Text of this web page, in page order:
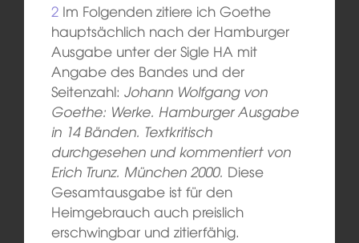
2Im Folgenden zitiere ich Goethe
hauptsächlich nach der Hamburger
Ausgabe unter der Sigle HA mit
Angabe des Bandes und der
Seitenzahl: Johann Wolfgang von
Goethe: Werke. Hamburger Ausgabe
in 14 Bänden. Textkritisch
durchgesehen und kommentiert von
Erich Trunz. München 2000. Diese
Gesamtausgabe ist für den
Heimgebrauch auch preislich
erschwingbar und zitierfähig.